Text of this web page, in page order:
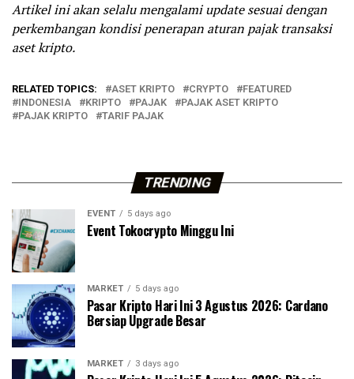
Artikel ini akan selalu mengalami update sesuai dengan
perkembangan kondisi penerapan aturan pajak transaksi
aset kripto.
RELATED TOPICS: ASET KRIPTO CRYPTO
FEATURED
INDONESIA
KRIPTO PAJAK
PAJAK ASET KRIPTO
PAJAK KRIPTO
TARIF PAJAK
TRENDING
EVENT 5 days ago
Event Tokocrypto Minggu Ini
MARKET 5 days ago
Pasar Kripto Hari Ini 3 Agustus 2026: Cardano
Bersiap Upgrade Besar
MARKET 3 days ago